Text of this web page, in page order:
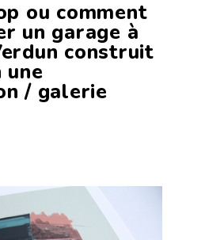
ou comment
un garage à
construit
une
/ galerie